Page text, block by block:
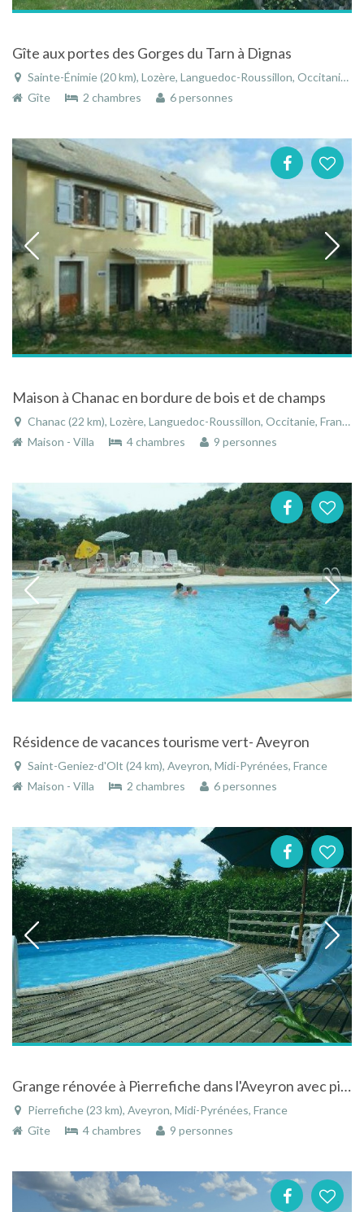
Gîte aux portes des Gorges du Tarn à Dignas
Sainte-Énimie (20 km), Lozère, Languedoc-Roussillon, Occitanie, France
Gîte
2 chambres 6 personnes
Maison à Chanac en bordure de bois et de champs
Chanac (22 km), Lozère, Languedoc-Roussillon, Occitanie, France
Maison - Villa
4 chambres 9 personnes
Résidence de vacances tourisme vert- Aveyron
Saint-Geniez-d'Olt (24 km), Aveyron, Midi-Pyrénées, France
Maison - Villa
2 chambres 6 personnes
Grange rénovée à Pierrefiche dans l'Aveyron avec piscine à la campagne
Pierrefiche (23 km), Aveyron, Midi-Pyrénées, France
Gîte
4 chambres 9 personnes